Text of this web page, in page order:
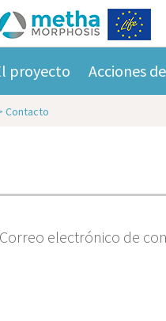
proyecto Acciones
Contacto
Correo electrónico de